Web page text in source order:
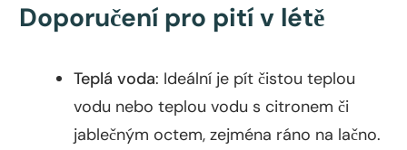
Doporučení pro pití v létě
Teplá voda: Ideální je pít čistou teplou
vodu nebo teplou vodu s citronem či
jablečným octem, zejména ráno na lačno.